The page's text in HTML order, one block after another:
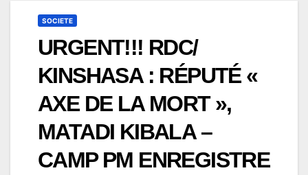
SOCIETE
URGENT!!! RDC/
KINSHASA : RÉPUTÉ «
AXE DE LA MORT »,
MATADI KIBALA –
CAMP PM ENREGISTRE